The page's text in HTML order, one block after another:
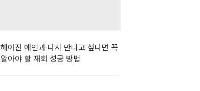
헤어진 애인과 다시 만나고 싶다면 꼭
알아야 할 재회 성공 방법